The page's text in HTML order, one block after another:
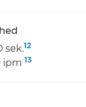
sek.12
ipm 13